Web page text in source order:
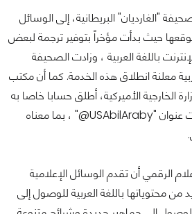
"الغارديان" البريطانية، إلى الوسائل
حيث بدأت مؤخراً بتوفير ترجمة لبعض
باللغة العربية ، وزادت الصحيفة
معلنة انطلاق هذه الخدمة. كما أن مكتب
الخارجية الأميركية، أطلق حسابا خاصا به
على تويتر باللغة العربية تحت عنوان "USAbilAraby@" ، بما معناه
الرقمي أن تقدم الوسائل الإعلامية
محتوياتها باللغة العربية للوصول إلى